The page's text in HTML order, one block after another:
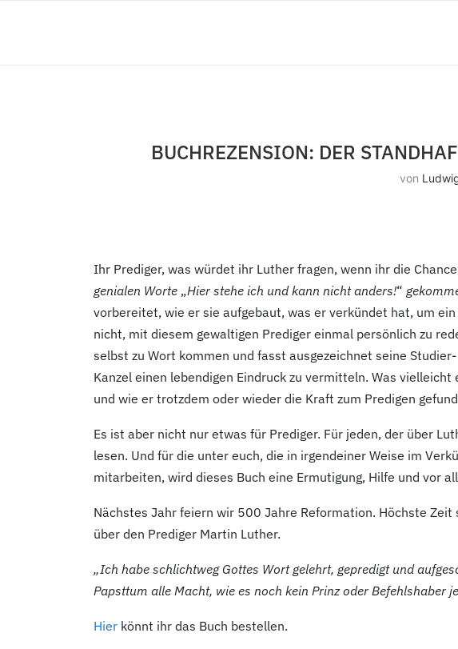
BUCHREZENSION: DER
von
Ihr Prediger, was würdet ihr Luther fragen, wenn ihr die
genialen Worte „Hier stehe ich und kann nicht anders!“
vorbereitet, wie er sie aufgebaut, was er verkündet hat, um
nicht, mit diesem gewaltigen Prediger einmal persönlich zu
selbst zu Wort kommen und fasst ausgezeichnet seine
Kanzel einen lebendigen Eindruck zu vermitteln. Was
und wie er trotzdem oder wieder die Kraft zum Predigen
Es ist aber nicht nur etwas für Prediger. Für jeden, der über
lesen. Und für die unter euch, die in irgendeiner Weise im
mitarbeiten, wird dieses Buch eine Ermutigung, Hilfe und vor
Nächstes Jahr feiern wir 500 Jahre Reformation. Höchste
über den Prediger Martin Luther.
„Ich habe schlichtweg Gottes Wort gelehrt, gepredigt und
Papsttum alle Macht, wie es noch kein Prinz oder
Hier könnt ihr das Buch bestellen.